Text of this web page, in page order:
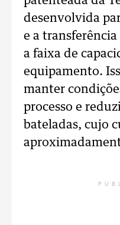
desenvolvida
e a
a faixa de
equipamento.
manter
processo e
bateladas, cujo